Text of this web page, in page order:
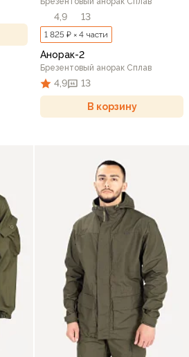
4,9 13
1 825 ₽ × 4 части
Анорак-2
Брезентовый анорак Сплав
4,9 13
В корзину